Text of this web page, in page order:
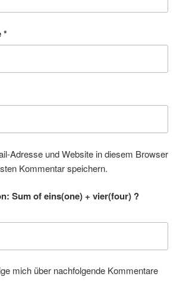
*
Adresse und Website in diesem Browser
Kommentar speichern.
Sum of eins(one) + vier(four) ?
mich über nachfolgende Kommentare